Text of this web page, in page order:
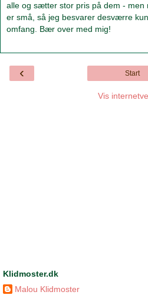
alle og sætter stor pris på dem -
er små, så jeg besvarer desværre
omfang. Bær over med mig!
‹ Start
Vis
Klidmoster.dk
Malou Klidmoster